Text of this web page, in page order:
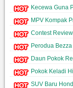
Kecewa Guna
MPV Kompak
Contest
Perodua
Daun Pokok
Pokok Keladi
SUV Baru